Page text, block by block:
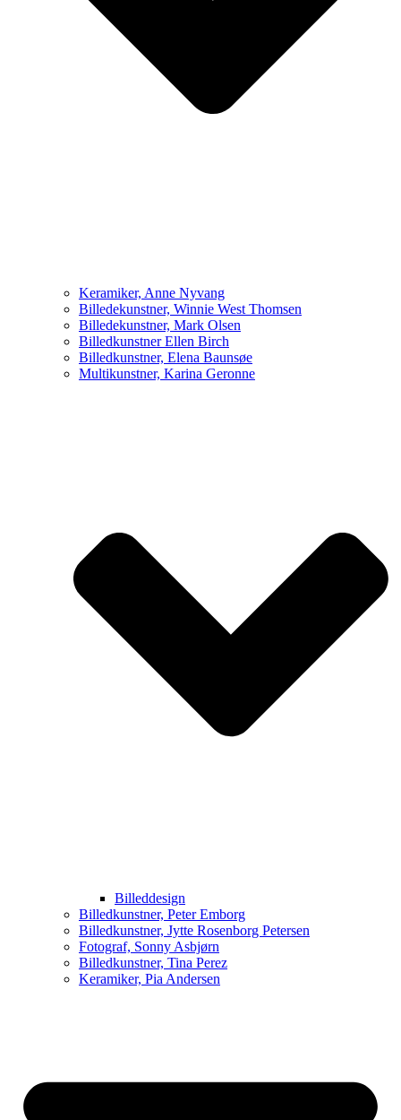
Keramiker, Anne Nyvang
Billedekunstner, Winnie West Thomsen
Billedekunstner, Mark Olsen
Billedkunstner Ellen Birch
Billedkunstner, Elena Baunsøe
Multikunstner, Karina Geronne
Billeddesign
Billedkunstner, Peter Emborg
Billedkunstner, Jytte Rosenborg Petersen
Fotograf, Sonny Asbjørn
Billedkunstner, Tina Perez
Keramiker, Pia Andersen